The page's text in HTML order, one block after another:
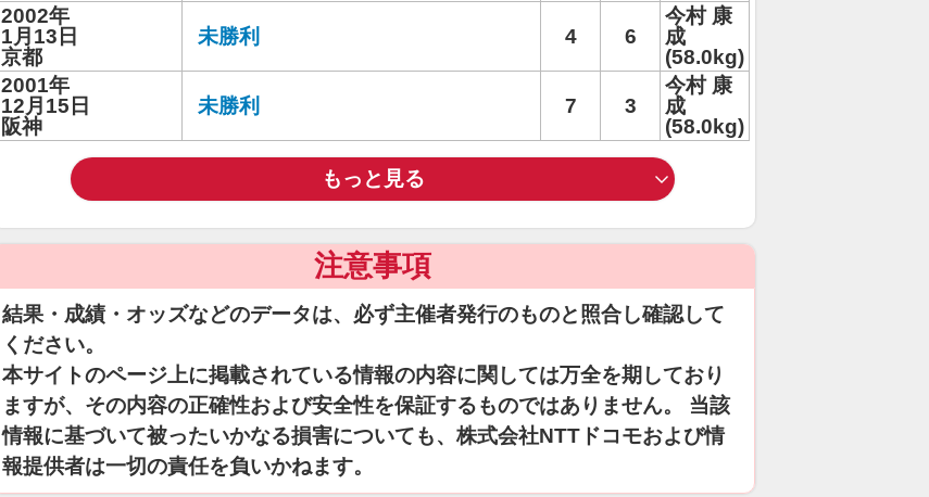
2002年
1月13日
京都
未勝利 4 6
今村 康
成
(58.0kg)
2001年
12月15日
阪神
未勝利 7 3
今村 康
成
(58.0kg)
もっと見る
注意事項
結果・成績・オッズなどのデータは、必ず主催者発行のものと照合し確認して
ください。
本サイトのページ上に掲載されている情報の内容に関しては万全を期しており
ますが、その内容の正確性および安全性を保証するものではありません。 当該
情報に基づいて被ったいかなる損害についても、株式会社NTTドコモおよび情
報提供者は一切の責任を負いかねます。